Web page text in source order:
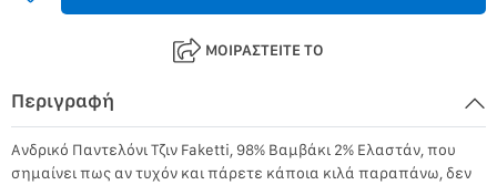
ΜΟΙΡΑΣΤΕΙΤΕ ΤΟ
Περιγραφή
Ανδρικό Παντελόνι Τζιν Faketti, 98% Βαμβάκι 2% Ελαστάν, που
σημαίνει πως αν τυχόν και πάρετε κάποια κιλά παραπάνω, δεν